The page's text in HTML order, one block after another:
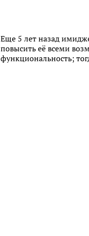
Еще 5 лет назад
повысить её всеми
функциональность;